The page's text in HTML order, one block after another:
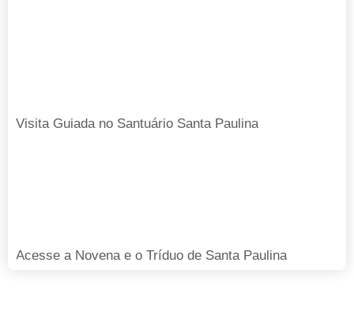
Visita Guiada no Santuário Santa Paulina
Acesse a Novena e o Tríduo de Santa Paulina